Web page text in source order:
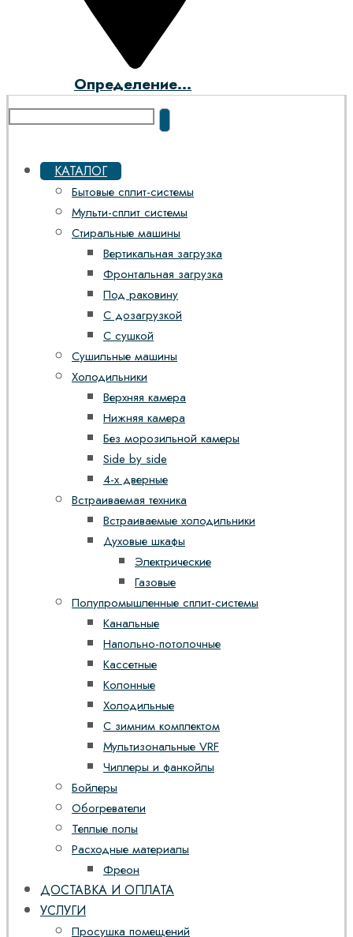
Определение...
КАТАЛОГ
Бытовые сплит-системы
Мульти-сплит системы
Стиральные машины
Вертикальная загрузка
Фронтальная загрузка
Под раковину
С дозагрузкой
С сушкой
Сушильные машины
Холодильники
Верхняя камера
Нижняя камера
Без морозильной камеры
Side by side
4-х дверные
Встраиваемая техника
Встраиваемые холодильники
Духовые шкафы
Электрические
Газовые
Полупромышленные сплит-системы
Канальные
Напольно-потолочные
Кассетные
Колонные
Холодильные
С зимним комплектом
Мультизональные VRF
Чиллеры и фанкойлы
Бойлеры
Обогреватели
Теплые полы
Расходные материалы
Фреон
ДОСТАВКА И ОПЛАТА
УСЛУГИ
Просушка помещений